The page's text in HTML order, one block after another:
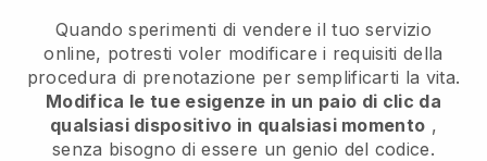
Quando sperimenti di vendere il tuo servizio
online, potresti voler modificare i requisiti della
procedura di prenotazione per semplificarti la vita.
Modifica le tue esigenze in un paio di clic da
qualsiasi dispositivo in qualsiasi momento ,
senza bisogno di essere un genio del codice.